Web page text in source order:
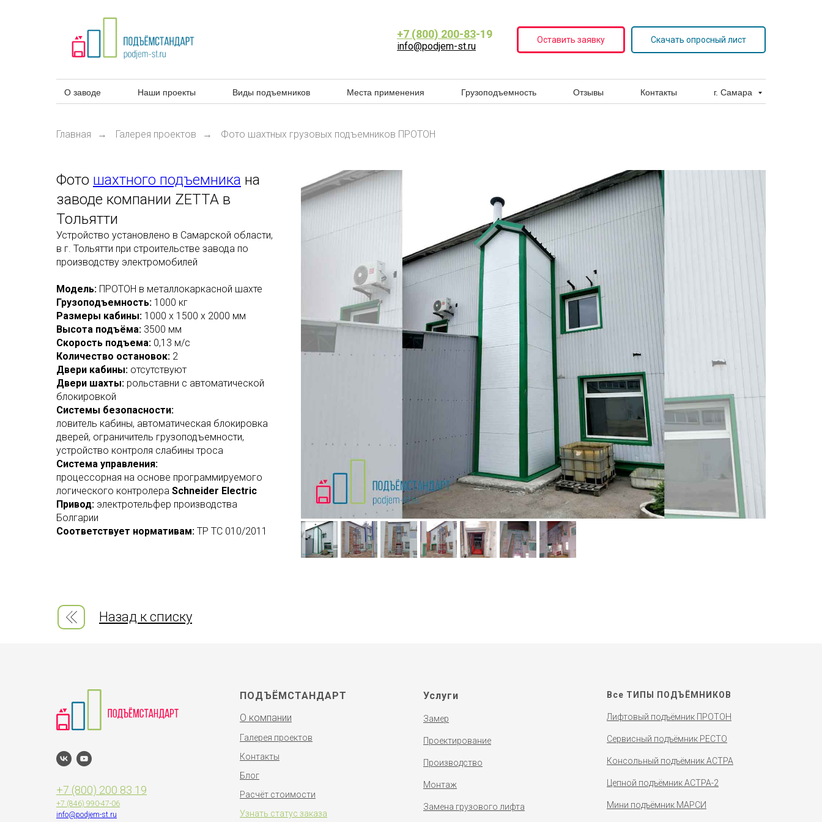
+7 (800) 200-83-19
info@podjem-st.ru
Оставить заявку Скачать опросный лист
О заводе Наши проекты Виды подъемников Места применения Грузоподъемность Отзывы Контакты г. Самара
Главная → Галерея проектов → Фото шахтных грузовых подъемников ПРОТОН
Фото шахтного подъемника на
заводе компании ZETTA в
Тольятти
Устройство установлено в Самарской области,
в г. Тольятти при строительстве завода по
производству электромобилей
Модель: ПРОТОН в металлокаркасной шахте
Грузоподъемность: 1000 кг
Размеры кабины: 1000 х 1500 х 2000 мм
Высота подъёма: 3500 мм
Скорость подъема: 0,13 м/с
Количество остановок: 2
Двери кабины: отсутствуют
Двери шахты: рольставни с автоматической
блокировкой
Системы безопасности:
ловитель кабины, автоматическая блокировка
дверей, ограничитель грузоподъемности,
устройство контроля слабины троса
Система управления:
процессорная на основе программируемого
логического контролера Schneider Electric
Привод: электротельфер производства
Болгарии
Соответствует нормативам: ТР ТС 010/2011
Назад к списку
+7 (800) 200 83 19
+7 (846) 990-47-06
info@podjem-st.ru
ПОДЪЁМСТАНДАРТ
О компании
Галерея проектов
Контакты
Блог
Расчёт стоимости
Узнать статус заказа
Услуги
Замер
Проектирование
Производство
Монтаж
Замена грузового лифта
Все ТИПЫ ПОДЪЁМНИКОВ
Лифтовый подъёмник ПРОТОН
Сервисный подъёмник РЕСТО
Консольный подъёмник АСТРА
Цепной подъёмник АСТРА-2
Мини подъёмник МАРСИ